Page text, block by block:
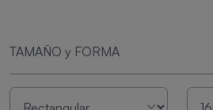
TAMAÑO y FORMA